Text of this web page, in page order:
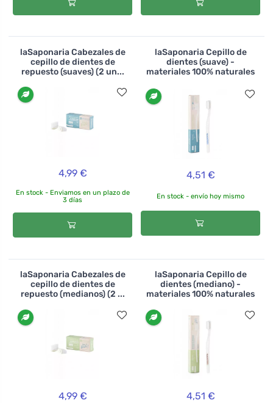
laSaponaria Cabezales de
cepillo de dientes de
repuesto (suaves) (2 un...
4,99 €
En stock - Enviamos en un plazo de
3 días
laSaponaria Cepillo de
dientes (suave) -
materiales 100% naturales
4,51 €
En stock - envío hoy mismo
laSaponaria Cabezales de
cepillo de dientes de
repuesto (medianos) (2 ...
4,99 €
laSaponaria Cepillo de
dientes (mediano) -
materiales 100% naturales
4,51 €